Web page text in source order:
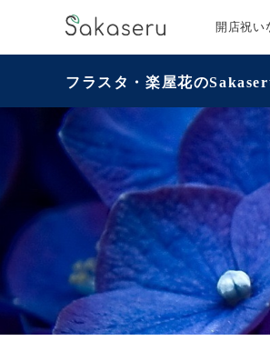
開店祝い
フラスタ・楽屋花の